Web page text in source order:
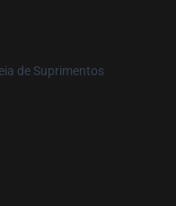
de Suprimentos